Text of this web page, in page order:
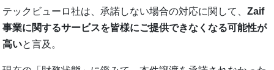
テックビューロ社は、承諾しない場合の対応に関して、Zaif
事業に関するサービスを皆様にご提供できなくなる可能性が
高いと言及。